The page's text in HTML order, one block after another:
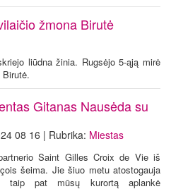
žmona Birutė
liūdna žinia. Rugsėjo 5-ąją mirė
Gitanas Nausėda su
08 16 | Rubrika: Miestas
Saint Gilles Croix de Vie iš
šeima. Jie šiuo metu atostogauja
taip pat mūsų kurortą aplankė